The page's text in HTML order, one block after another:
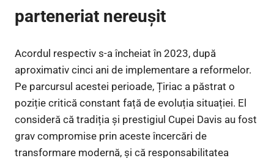
parteneriat nereușit
Acordul respectiv s-a încheiat în 2023, după
aproximativ cinci ani de implementare a reformelor.
Pe parcursul acestei perioade, Țiriac a păstrat o
poziție critică constant față de evoluția situației. El
consideră că tradiția și prestigiul Cupei Davis au fost
grav compromise prin aceste încercări de
transformare modernă, și că responsabilitatea